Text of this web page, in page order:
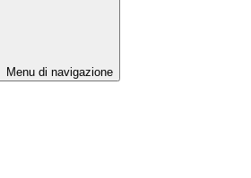
Menu di navigazione